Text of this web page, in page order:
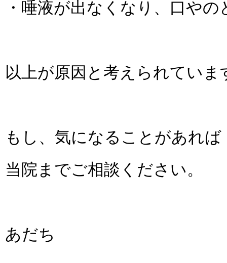
・唾液が出なくなり、口や
以上が原因と考えられていま
もし、気になることがあれば
当院までご相談ください。
あだち